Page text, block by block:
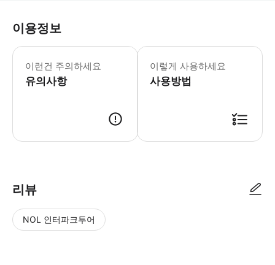
이용정보
이런건 주의하세요
유의사항
이렇게 사용하세요
사용방법
리뷰
NOL 인터파크투어